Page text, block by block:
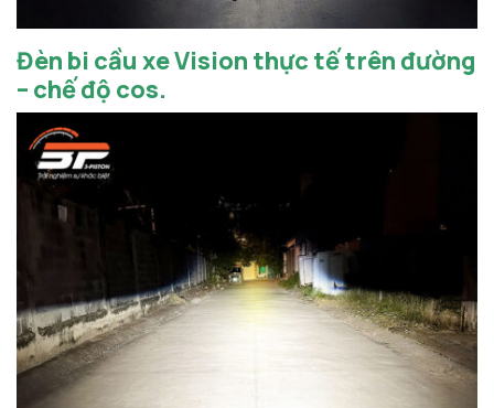
Đèn bi cầu xe Vision thực tế trên đường
– chế độ cos.